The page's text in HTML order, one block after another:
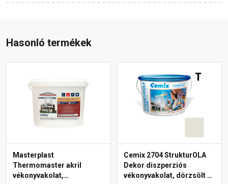
Hasonló termékek
Masterplast
Thermomaster akril
vékonyvakolat,
Cemix 2704 StrukturOLA
Dekor diszperziós
vékonyvakolat, dörzsölt 2